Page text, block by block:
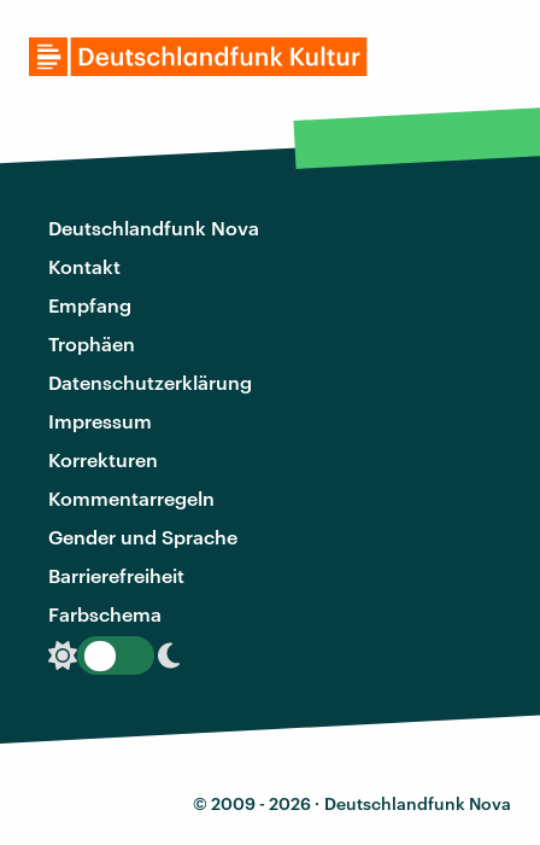
Deutschlandfunk Nova
Kontakt
Empfang
Trophäen
Datenschutzerklärung
Impressum
Korrekturen
Kommentarregeln
Gender und Sprache
Barrierefreiheit
Farbschema
© 2009 - 2026 · Deutschlandfunk Nova